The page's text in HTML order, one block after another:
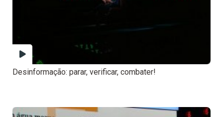
Desinformação: parar, verificar, combater!